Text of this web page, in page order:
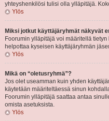
yhteyshenkilösi tulisi olla ylläpitäjä.
Ylös
Miksi jotkut käyttäjäryhmät näkyvät
Foorumin ylläpitäjä voi määritellä
helpottaa kyseisen käyttäjäryhmän
Ylös
Mikä on “oletusryhmä”?
Jos olet useamman kuin yhden
käytetään määriteltäessä sinun
Foorumin ylläpitäjä saattaa antaa
omista asetuksista.
Ylös